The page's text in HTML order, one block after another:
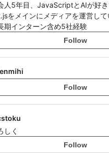
人5年目、JavaScriptとAIが好
をメインにメディアを運営し
期インターン含め5社経験
Follow
Follow
しく
Follow